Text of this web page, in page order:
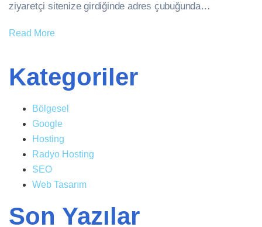
ziyaretçi sitenize girdiğinde adres çubuğunda…
Read More
Kategoriler
Bölgesel
Google
Hosting
Radyo Hosting
SEO
Web Tasarım
Son Yazılar